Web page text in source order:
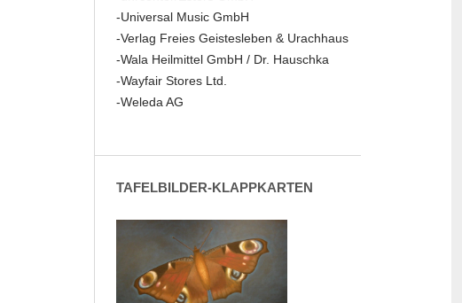
-Universal Music GmbH
-Verlag Freies Geistesleben & Urachhaus
-Wala Heilmittel GmbH / Dr. Hauschka
-Wayfair Stores Ltd.
-Weleda AG
TAFELBILDER-KLAPPKARTEN